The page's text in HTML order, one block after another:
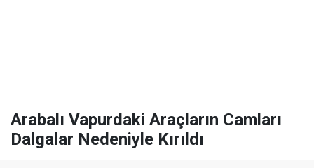
Arabalı Vapurdaki Araçların Camları
Dalgalar Nedeniyle Kırıldı